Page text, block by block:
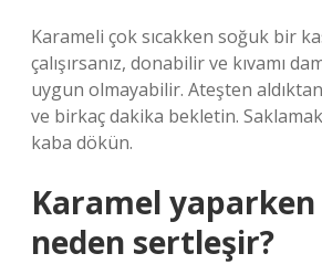
Karameli çok sıcakken soğuk bir
çalışırsanız, donabilir ve kıvamı
uygun olmayabilir. Ateşten
ve birkaç dakika bekletin. Saklamak
kaba dökün.
Karamel
neden sertleşir?